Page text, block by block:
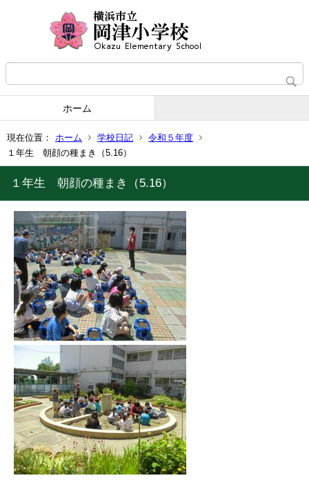
ホーム
現在位置： ホーム 学校日記
令和５年度
１年生 朝顔の種まき（5.16）
１年生 朝顔の種まき（5.16）